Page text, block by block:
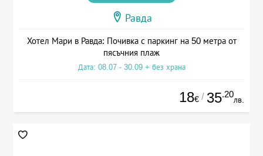
Равда
Хотел Мари в Равда: Почивка с паркинг на 50 метра от
пясъчния плаж
Дата: 08.07 - 30.09 + без храна
18€ / 35.20
лв.